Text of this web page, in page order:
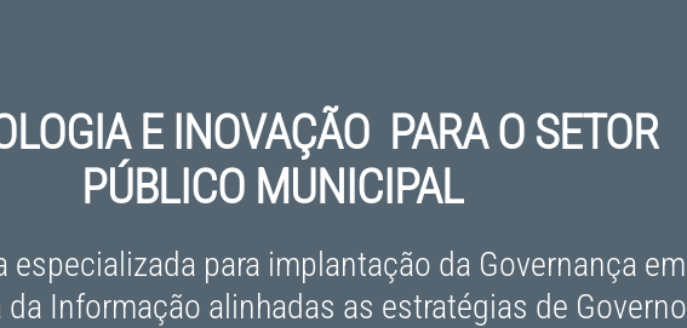
E INOVAÇÃO PARA O SETOR
PÚBLICO MUNICIPAL
especializada para implantação da Governança em
Informação alinhadas as estratégias de Governo